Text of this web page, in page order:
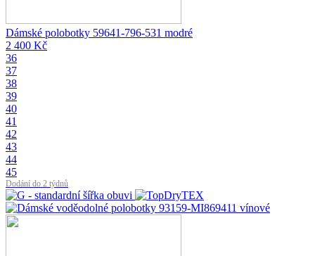
Dámské polobotky 59641-796-531 modré
2 400 Kč
36
37
38
39
40
41
42
43
44
45
Dodání do 2 týdnů